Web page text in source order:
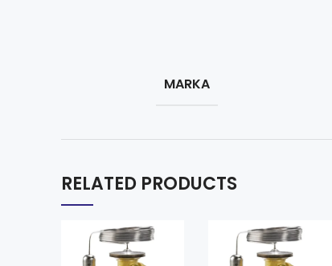
MARKA
RELATED PRODUCTS